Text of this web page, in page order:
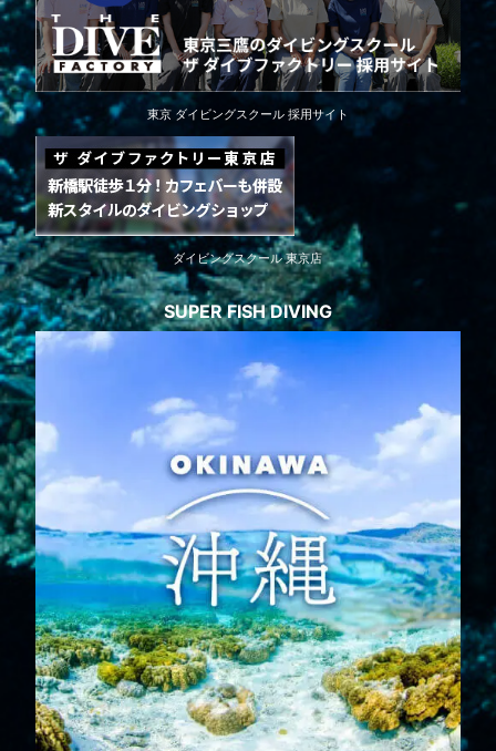
東京 ダイビングスクール 採用サイト
ダイビングスクール 東京店
SUPER FISH DIVING